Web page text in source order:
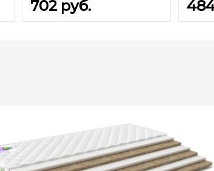
702 руб.